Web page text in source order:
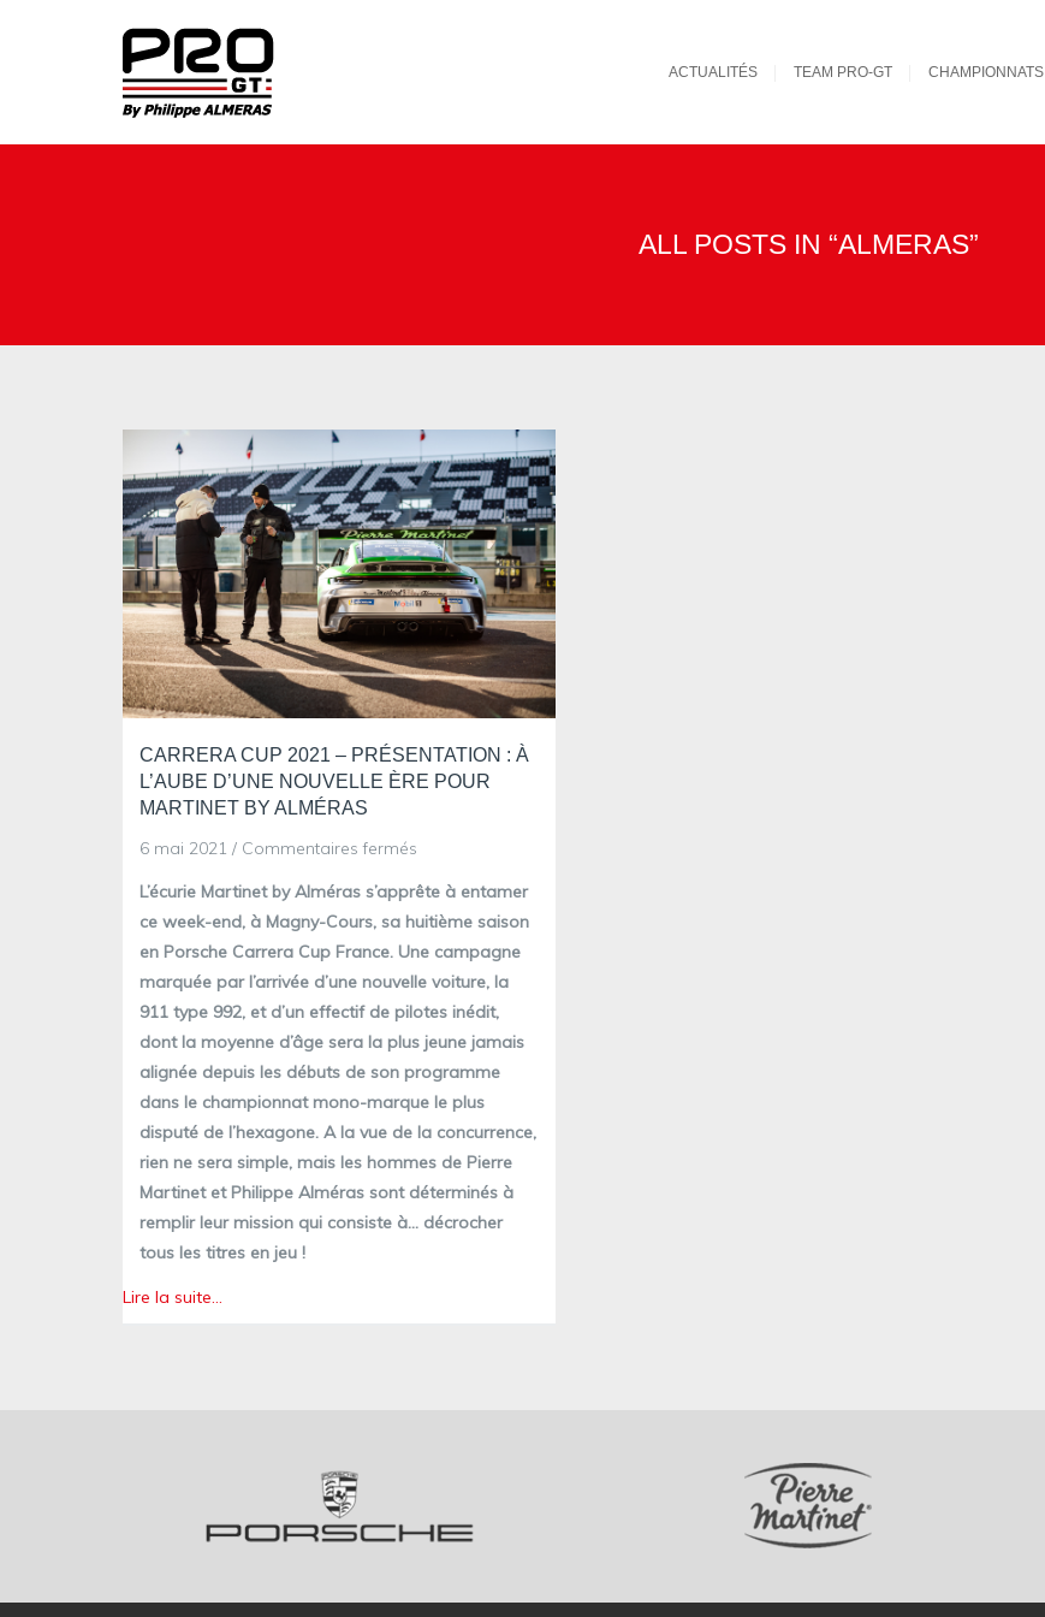
ACTUALITÉS TEAM PRO-GT CHAMPIONNATS
ALL POSTS IN “ALMERAS”
CARRERA CUP 2021 – PRÉSENTATION : À
L’AUBE D’UNE NOUVELLE ÈRE POUR
MARTINET BY ALMÉRAS
6 mai 2021 / Commentaires fermés
Cup
2021
–
Présentation
:
à
l’aube
d’une
nouvelle
ère
pour
Martinet
L’écurie Martinet by Alméras s’apprête à entamer
ce week-end, à Magny-Cours, sa huitième saison
en Porsche Carrera Cup France. Une campagne
marquée par l’arrivée d’une nouvelle voiture, la
911 type 992, et d’un effectif de pilotes inédit,
dont la moyenne d’âge sera la plus jeune jamais
alignée depuis les débuts de son programme
dans le championnat mono-marque le plus
disputé de l’hexagone. A la vue de la concurrence,
rien ne sera simple, mais les hommes de Pierre
Martinet et Philippe Alméras sont déterminés à
remplir leur mission qui consiste à… décrocher
tous les titres en jeu !
Lire la suite…